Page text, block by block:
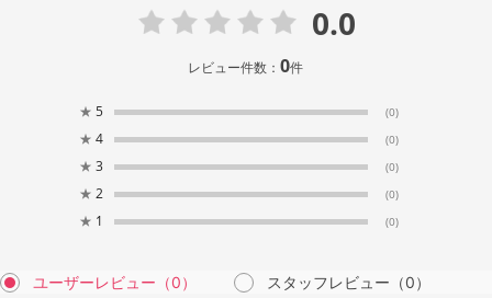
0.0
レビュー件数：0件
★ 5 (0)
★ 4 (0)
★ 3 (0)
★ 2 (0)
★ 1 (0)
ユーザーレビュー （0） スタッフレビュー （0）